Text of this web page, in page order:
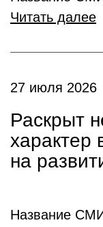
Читать далее
27 июля 2026
Раскрыт
характер
на
Название